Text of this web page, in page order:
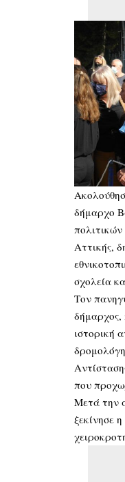
δήμαρχο
Αττικής,
σχολεία
Τον
δήμαρχος,
ιστορική
που
Μετά την
ξεκίνησε